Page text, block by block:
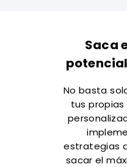
Saca
No basta
tus
estrategias
sacar el